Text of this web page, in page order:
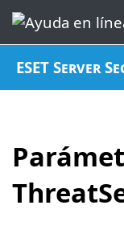
ESET Server